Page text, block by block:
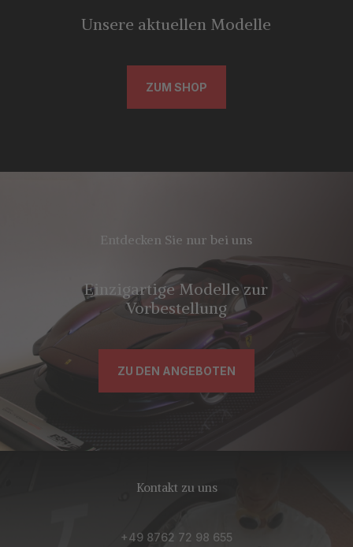
Unsere aktuellen Modelle
ZUM SHOP
Entdecken Sie nur bei uns
Einzigartige Modelle zur
Vorbestellung
ZU DEN ANGEBOTEN
Kontakt zu uns
+49 8762 72 98 655